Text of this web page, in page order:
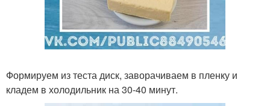
Формируем из теста диск, заворачиваем в пленку и
кладем в холодильник на 30-40 минут.